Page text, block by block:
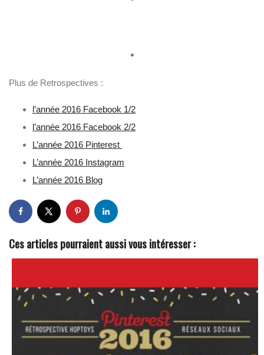
Plus de Retrospectives :
l’année 2016 Facebook 1/2
l’année 2016 Facebook 2/2
L’année 2016 Pinterest
L’année 2016 Instagram
L’année 2016 Blog
Ces articles pourraient aussi vous intéresser :